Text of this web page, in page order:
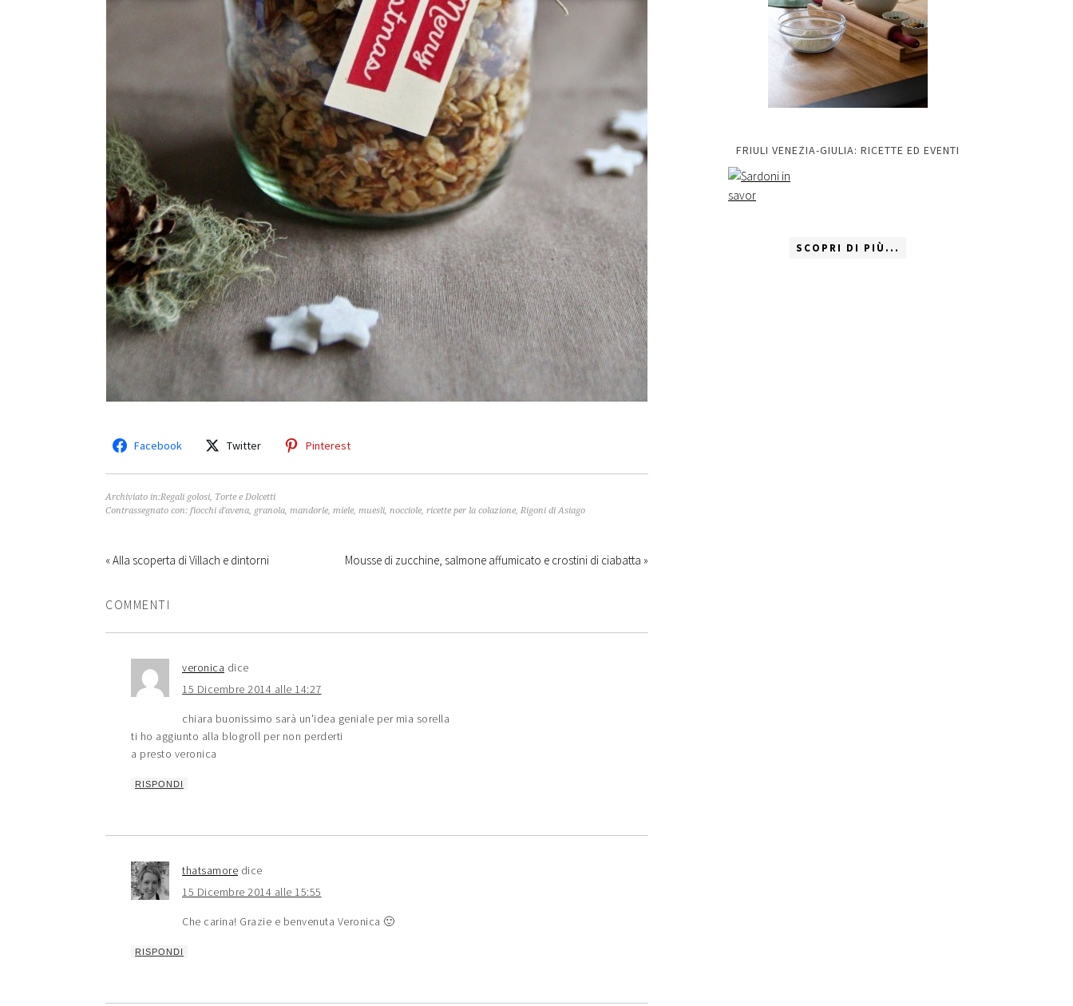
Facebook Twitter Pinterest
Archiviato in:Regali golosi, Torte e Dolcetti
Contrassegnato con: fiocchi d'avena, granola, mandorle, miele, muesli, nocciole, ricette per la colazione, Rigoni di Asiago
« Alla scoperta di Villach e dintorni Mousse di zucchine, salmone affumicato e crostini di ciabatta »
COMMENTI
veronica dice
15 Dicembre 2014 alle 14:27
chiara buonissimo sarà un'idea geniale per mia sorella
ti ho aggiunto alla blogroll per non perderti
a presto veronica
RISPONDI
thatsamore dice
15 Dicembre 2014 alle 15:55
Che carina! Grazie e benvenuta Veronica 🙂
RISPONDI
FRIULI VENEZIA-GIULIA: RICETTE ED EVENTI
SCOPRI DI PIÙ...